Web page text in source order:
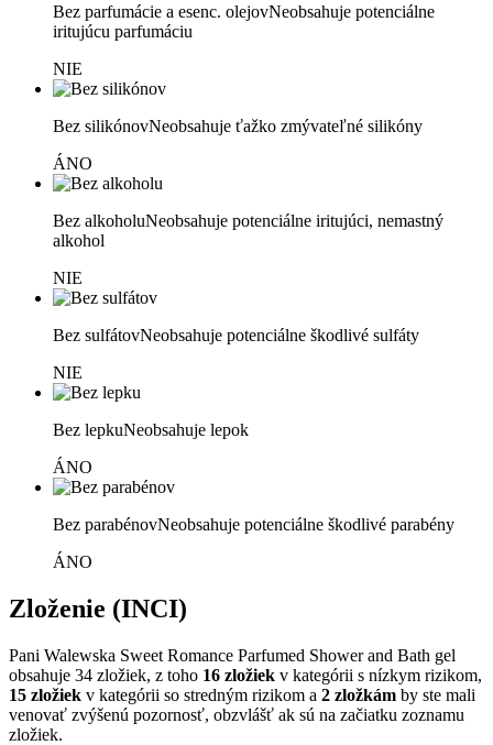
Bez parfumácie a esenc. olejovNeobsahuje potenciálne
iritujúcu parfumáciu
NIE
Bez silikónovNeobsahuje ťažko zmývateľné silikóny
ÁNO
Bez alkoholuNeobsahuje potenciálne iritujúci, nemastný
alkohol
NIE
Bez sulfátovNeobsahuje potenciálne škodlivé sulfáty
NIE
Bez lepkuNeobsahuje lepok
ÁNO
Bez parabénovNeobsahuje potenciálne škodlivé parabény
ÁNO
Zloženie (INCI)
Pani Walewska Sweet Romance Parfumed Shower and Bath gel
obsahuje 34 zložiek, z toho 16 zložiek v kategórii s nízkym rizikom,
15 zložiek v kategórii so stredným rizikom a 2 zložkám by ste mali
venovať zvýšenú pozornosť, obzvlášť ak sú na začiatku zoznamu
zložiek.